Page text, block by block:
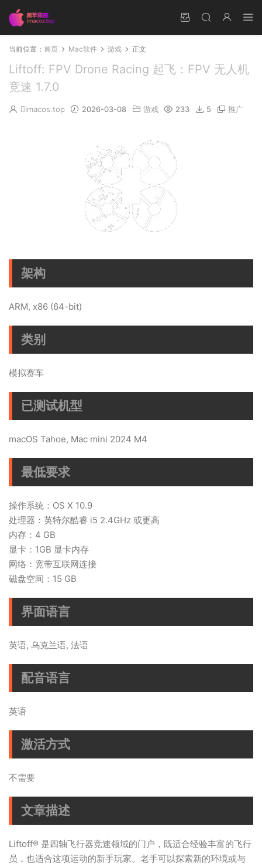
当前位置： 首页 Mac软件 游戏 正文
Liftoff: FPV Drone Racing 起飞：FPV 无人机
竞速 1.7.0
imacos.top 2026-03-08 游戏 233 5 推广
架构
ARM, x86 (64-bit)
类别
模拟赛车
已测试机型
macOS Tahoe, Mac mini 2024 M4
最低要求
操作系统：OS X 10.9
处理器：英特尔酷睿 i5 2.4GHz 或更高
内存：4 GB
显卡：1GB 显卡内存
网络：宽带互联网连接
磁盘空间：15 GB
界面语言
英语, 乌克兰语, 法语
配音语言
英语
激活方式
不需要
文章描述
Liftoff® 是四轴飞行器竞速领域的门户，既适合经验丰富的飞行
员，也适合这项运动的新手玩家。老手可以探索新的环境或与